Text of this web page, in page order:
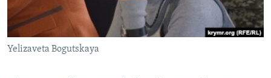
Русский
Українською
Yelizaveta Bogutskaya